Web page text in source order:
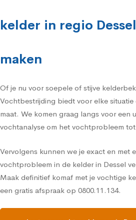
kelder in regio
maken
Of je nu voor soepele of stijve
Vochtbestrijding biedt voor elke
maat. We komen graag langs voor een
vochtanalyse om het vochtprobleem
Vervolgens kunnen we je exact en met
vochtprobleem in de kelder in Dessel
Maak definitief komaf met je vochtige
een gratis afspraak op 0800.11.134.